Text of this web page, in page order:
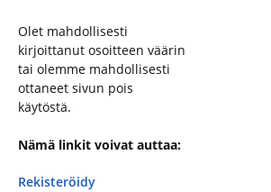
Olet mahdollisesti
kirjoittanut osoitteen väärin
tai olemme mahdollisesti
ottaneet sivun pois
käytöstä.
Nämä linkit voivat auttaa:
Rekisteröidy